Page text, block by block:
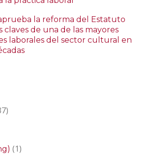
la reforma del Estatuto
claves de una de las mayores
laborales del sector cultural en
(1)